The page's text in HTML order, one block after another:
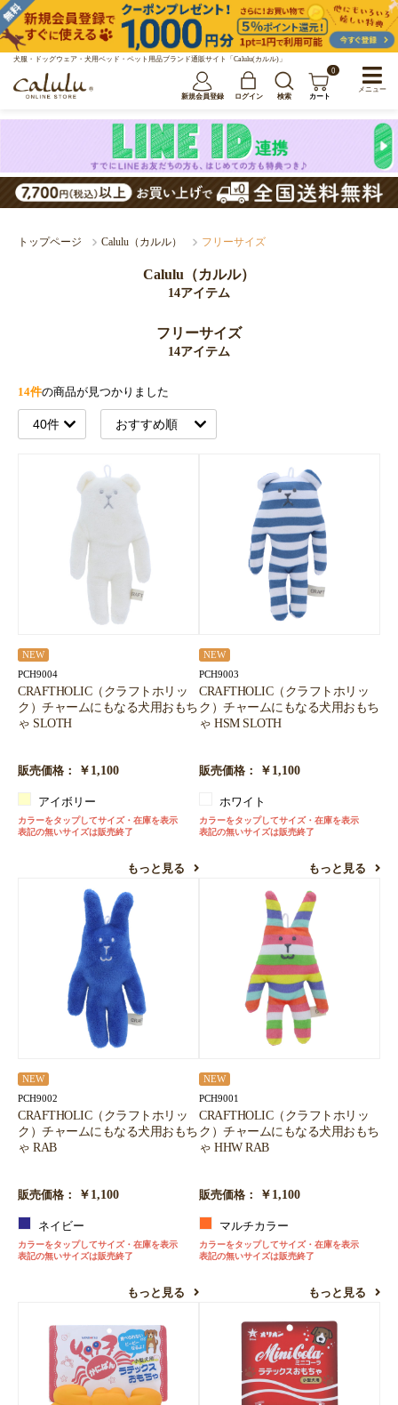
犬服・ドッグウェア・犬用ベッド・ペット用品ブランド通販サイト「Calulu(カルル)」
新規会員登録 ログイン 検索
0
カート
トップページ Calulu（カルル） フリーサイズ
Calulu（カルル）
14アイテム
フリーサイズ
14アイテム
14件の商品が見つかりました
NEW
PCH9004
CRAFTHOLIC（クラフトホリッ
ク）チャームにもなる犬用おもち
ゃ SLOTH
販売価格： ￥1,100
アイボリー
カラーをタップしてサイズ・在庫を表示
表記の無いサイズは販売終了
もっと見る
NEW
PCH9003
CRAFTHOLIC（クラフトホリッ
ク）チャームにもなる犬用おもち
ゃ HSM SLOTH
販売価格： ￥1,100
ホワイト
カラーをタップしてサイズ・在庫を表示
表記の無いサイズは販売終了
もっと見る
NEW
PCH9002
CRAFTHOLIC（クラフトホリッ
ク）チャームにもなる犬用おもち
ゃ RAB
販売価格： ￥1,100
ネイビー
カラーをタップしてサイズ・在庫を表示
表記の無いサイズは販売終了
もっと見る
NEW
PCH9001
CRAFTHOLIC（クラフトホリッ
ク）チャームにもなる犬用おもち
ゃ HHW RAB
販売価格： ￥1,100
マルチカラー
カラーをタップしてサイズ・在庫を表示
表記の無いサイズは販売終了
もっと見る
メニュー